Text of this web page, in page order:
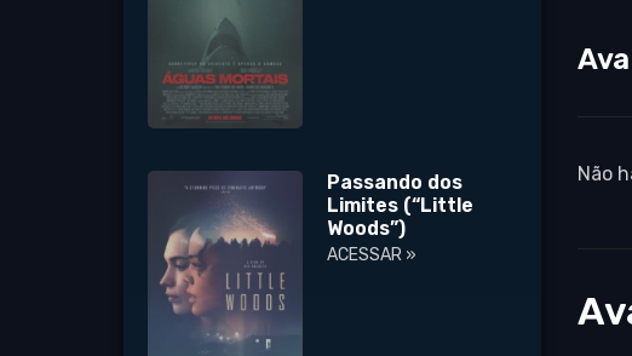
Passando dos
Limites (“Little
Woods”)
ACESSAR »
Não